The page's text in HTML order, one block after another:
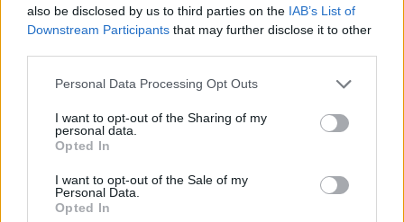
also be disclosed by us to third parties on the IAB’s List of
Downstream Participants that may further disclose it to other
Personal Data Processing Opt Outs
I want to opt-out of the Sharing of my
personal data.
Opted In
I want to opt-out of the Sale of my
Personal Data.
Opted In